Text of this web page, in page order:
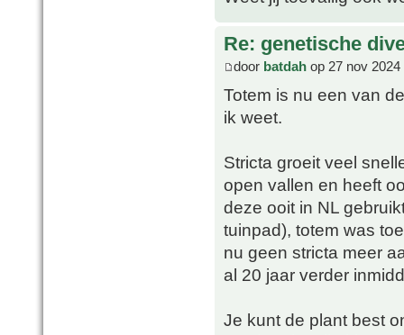
Re: genetische
door batdah op 27 nov 2024
Totem is nu een van
ik weet.
Stricta groeit veel
open vallen en heeft
deze ooit in NL
tuinpad), totem was
nu geen stricta meer
al 20 jaar verder
Je kunt de plant best